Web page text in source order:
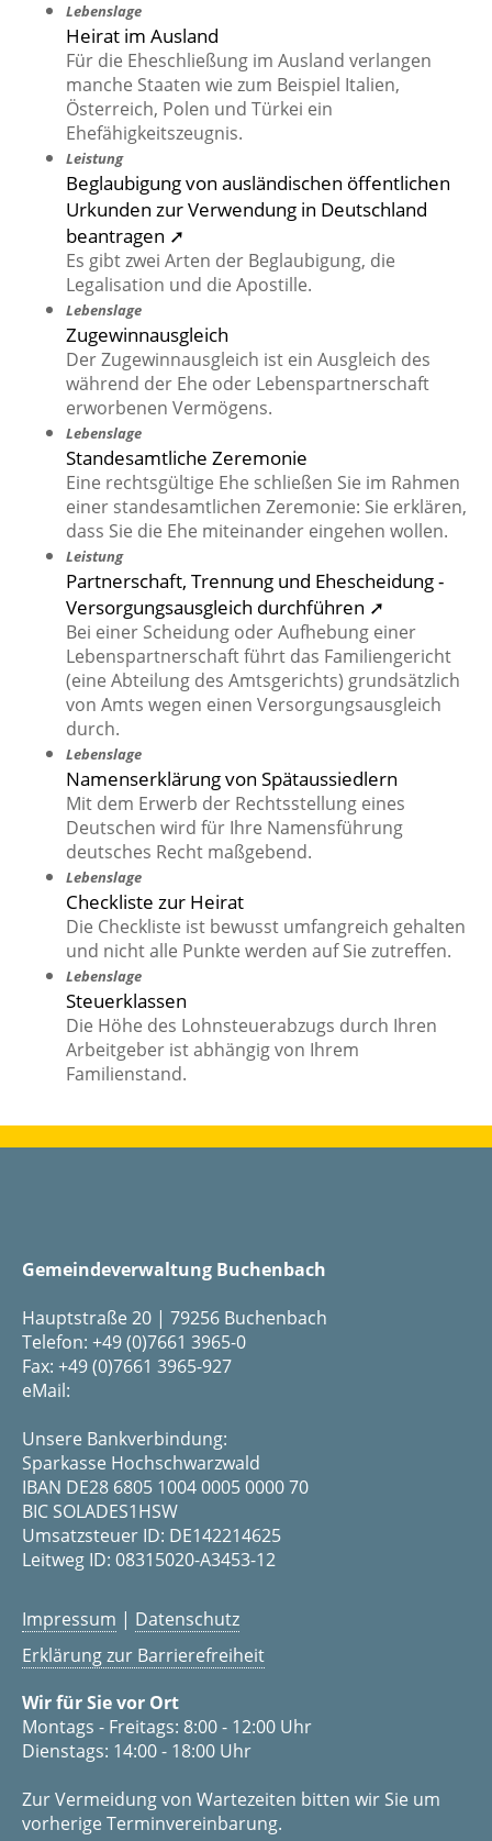
Lebenslage
Heirat im Ausland
Für die Eheschließung im Ausland verlangen
manche Staaten wie zum Beispiel Italien,
Österreich, Polen und Türkei ein
Ehefähigkeitszeugnis.
Leistung
Beglaubigung von ausländischen öffentlichen
Urkunden zur Verwendung in Deutschland
beantragen ➚
Es gibt zwei Arten der Beglaubigung, die
Legalisation und die Apostille.
Lebenslage
Zugewinnausgleich
Der Zugewinnausgleich ist ein Ausgleich des
während der Ehe oder Lebenspartnerschaft
erworbenen Vermögens.
Lebenslage
Standesamtliche Zeremonie
Eine rechtsgültige Ehe schließen Sie im Rahmen
einer standesamtlichen Zeremonie: Sie erklären,
dass Sie die Ehe miteinander eingehen wollen.
Leistung
Partnerschaft, Trennung und Ehescheidung -
Versorgungsausgleich durchführen ➚
Bei einer Scheidung oder Aufhebung einer
Lebenspartnerschaft führt das Familiengericht
(eine Abteilung des Amtsgerichts) grundsätzlich
von Amts wegen einen Versorgungsausgleich
durch.
Lebenslage
Namenserklärung von Spätaussiedlern
Mit dem Erwerb der Rechtsstellung eines
Deutschen wird für Ihre Namensführung
deutsches Recht maßgebend.
Lebenslage
Checkliste zur Heirat
Die Checkliste ist bewusst umfangreich gehalten
und nicht alle Punkte werden auf Sie zutreffen.
Lebenslage
Steuerklassen
Die Höhe des Lohnsteuerabzugs durch Ihren
Arbeitgeber ist abhängig von Ihrem
Familienstand.
Gemeindeverwaltung Buchenbach
Hauptstraße 20 | 79256 Buchenbach
Telefon: +49 (0)7661 3965-0
Fax: +49 (0)7661 3965-927
eMail:
Unsere Bankverbindung:
Sparkasse Hochschwarzwald
IBAN DE28 6805 1004 0005 0000 70
BIC SOLADES1HSW
Umsatzsteuer ID: DE142214625
Leitweg ID: 08315020-A3453-12
Impressum | Datenschutz
Erklärung zur Barrierefreiheit
Wir für Sie vor Ort
Montags - Freitags: 8:00 - 12:00 Uhr
Dienstags: 14:00 - 18:00 Uhr
Zur Vermeidung von Wartezeiten bitten wir Sie um
vorherige Terminvereinbarung.